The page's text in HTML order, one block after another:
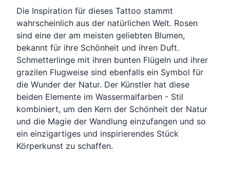
Die Inspiration für dieses Tattoo stammt
wahrscheinlich aus der natürlichen Welt. Rosen
sind eine der am meisten geliebten Blumen,
bekannt für ihre Schönheit und ihren Duft.
Schmetterlinge mit ihren bunten Flügeln und ihrer
grazilen Flugweise sind ebenfalls ein Symbol für
die Wunder der Natur. Der Künstler hat diese
beiden Elemente im Wassermalfarben - Stil
kombiniert, um den Kern der Schönheit der Natur
und die Magie der Wandlung einzufangen und so
ein einzigartiges und inspirierendes Stück
Körperkunst zu schaffen.